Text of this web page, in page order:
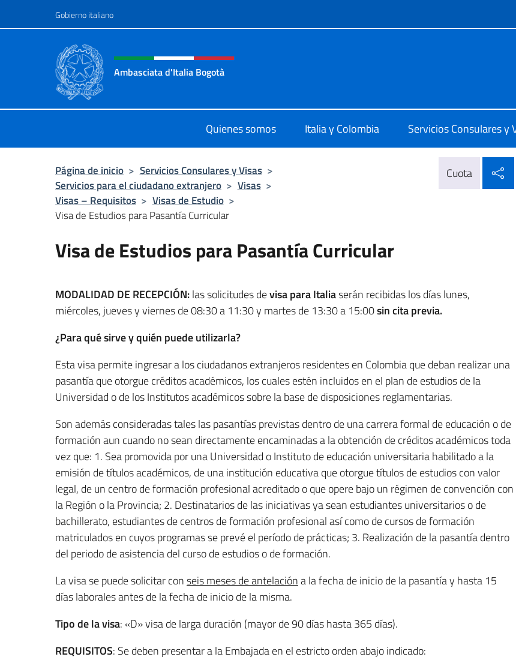
Gobierno italiano
Encabezado del sitio web, redes sociales y menú
Ambasciata d'Italia Bogotà
Quienes somos Italia y Colombia Servicios Consulares y
Página de inicio > Servicios Consulares y Visas >
Servicios para el ciudadano extranjero > Visas >
Visas – Requisitos > Visas de Estudio >
Visa de Estudios para Pasantía Curricular
Cuota
Visa de Estudios para Pasantía Curricular
MODALIDAD DE RECEPCIÓN:las solicitudes devisa para Italiaserán recibidas los días lunes,
miércoles, jueves y viernes de 08:30 a 11:30 y martes de 13:30 a 15:00sin cita previa.
¿Para qué sirve y quién puede utilizarla?
Esta visa permite ingresar a los ciudadanos extranjeros residentes en Colombia que deban realizar una
pasantía que otorgue créditos académicos, los cuales estén incluidos en el plan de estudios de la
Universidad o de los Institutos académicos sobre la base de disposiciones reglamentarias.
Son además consideradas tales las pasantías previstas dentro de una carrera formal de educación o de
formación aun cuando no sean directamente encaminadas a la obtención de créditos académicos toda
vez que: 1. Sea promovida por una Universidad o Instituto de educación universitaria habilitado a la
emisión de títulos académicos, de una institución educativa que otorgue títulos de estudios con valor
legal, de un centro de formación profesional acreditado o que opere bajo un régimen de convención con
la Región o la Provincia; 2. Destinatarios de las iniciativas ya sean estudiantes universitarios o de
bachillerato, estudiantes de centros de formación profesional así como de cursos de formación
matriculados en cuyos programas se prevé el período de prácticas; 3. Realización de la pasantía dentro
del periodo de asistencia del curso de estudios o de formación.
La visa se puede solicitar conseis meses de antelacióna la fecha de inicio de la pasantía y hasta 15
días laborales antes de la fecha de inicio de la misma.
Tipo de la visa: «D» visa de larga duración (mayor de 90 días hasta 365 días).
REQUISITOS: Se deben presentar a la Embajada en el estricto orden abajo indicado: